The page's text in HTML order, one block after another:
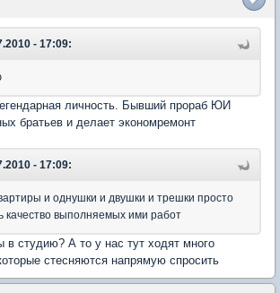
- 17:09:
личность. Бывший прораб ЮИ
братьев и делает экономремонт
- 17:09:
и однушки и двушки и трешки просто
качество выполняемых ими работ
в студию? А то у нас тут ходят много
стесняются напрямую спросить